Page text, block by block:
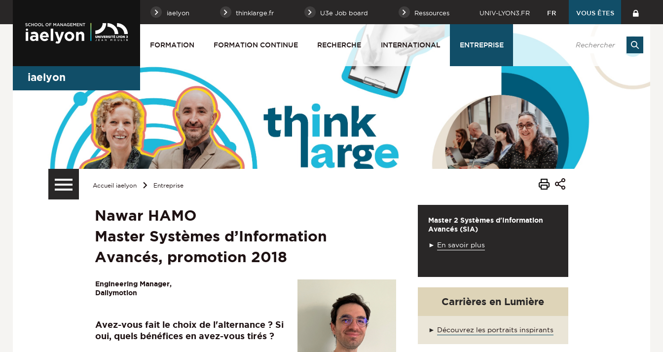
iaelyon thinklarge.fr U3e Job board Ressources UNIV-LYON3.FR FR VOUS ÊTES
FORMATION FORMATION CONTINUE RECHERCHE INTERNATIONAL ENTREPRISE
iaelyon
Accueil iaelyon Entreprise
Nawar HAMO
Master Systèmes d’Information
Avancés, promotion 2018
Engineering Manager,
Dailymotion
Avez-vous fait le choix de l'alternance ? Si
oui, quels bénéfices en avez-vous tirés ?
Master 2 Systèmes d'Information
Avancés (SIA)
► En savoir plus
Carrières en Lumière
► Découvrez les portraits inspirants